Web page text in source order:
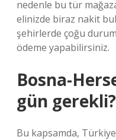
nedenle bu tür
elinizde biraz nakit
şehirlerde çoğu
ödeme yapabilirsiniz.
Bosna-
gün gerekli?
Bu kapsamda,